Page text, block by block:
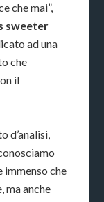
che mai”,
sweeter
ad una
che
il
d’analisi,
immenso che
ma anche